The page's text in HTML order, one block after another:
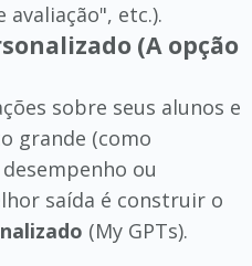
avaliação", etc.).
(A opção
sobre seus alunos e
grande (como
ou
saída é construir o
(My GPTs).